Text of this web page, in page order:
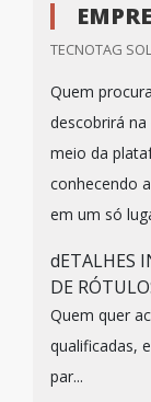
TECNOTAG
Quem
descobrirá
meio da
conhecendo
em um só
dETALHES
DE
Quem quer
qualificadas,
par...